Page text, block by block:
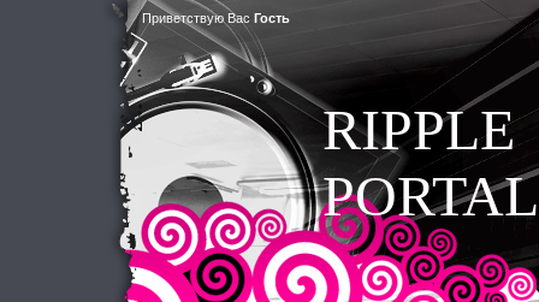
Приветствую Вас Гость
RIPPLE
PORTAL